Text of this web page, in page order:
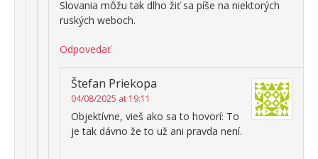
Slovania môžu tak dlho žiť sa píše na niektorých
ruských weboch.
Odpovedať
Štefan Priekopa
04/08/2025 at 19:11
Objektívne, vieš ako sa to hovorí: To
je tak dávno že to už ani pravda není.